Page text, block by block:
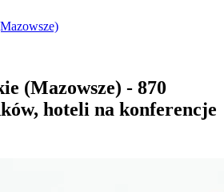
(Mazowsze) - 870
hoteli na konferencje